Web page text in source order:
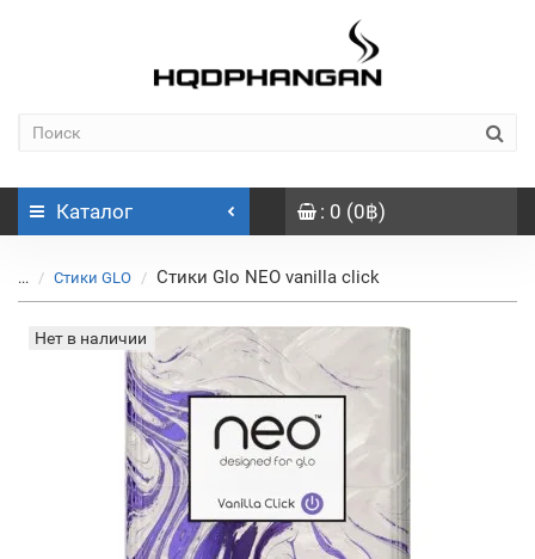
Каталог : 0 (0฿)
... Стики GLO Стики Glo NEO vanilla click
Нет в наличии